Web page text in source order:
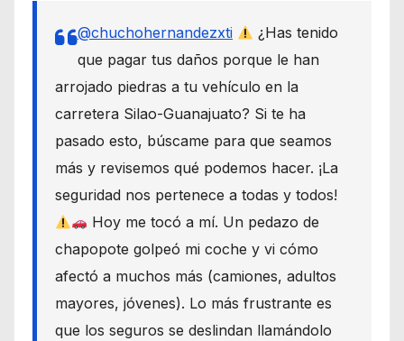
@chuchohernandezxti
¿Has tenido
que pagar tus daños porque le han
arrojado piedras a tu vehículo en la
carretera Silao-Guanajuato? Si te ha
pasado esto, búscame para que seamos
más y revisemos qué podemos hacer. ¡La
seguridad nos pertenece a todas y todos!
Hoy me tocó a mí. Un pedazo de
chapopote golpeó mi coche y vi cómo
afectó a muchos más (camiones, adultos
mayores, jóvenes). Lo más frustrante es
que los seguros se deslindan llamándolo